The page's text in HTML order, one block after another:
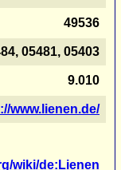
49536
05481, 05403
9.010
www.lienen.de/
wiki/de:Lienen